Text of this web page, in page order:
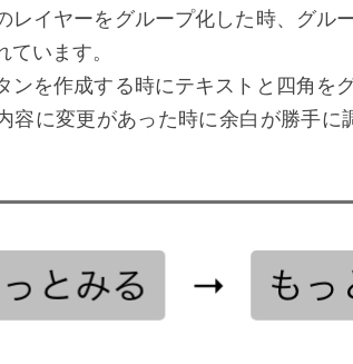
レイヤーをグループ化した時、グ
ています。
ンを作成する時にテキストと四角を
容に変更があった時に余白が勝手